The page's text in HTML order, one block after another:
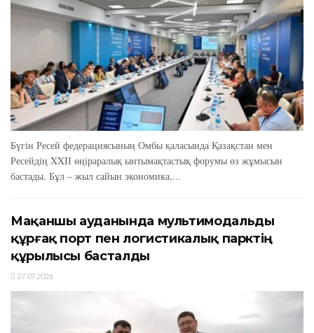
Бүгін Ресей федерациясының Омбы қаласында Қазақстан мен
Ресейдің XXIІ өңіраралық ынтымақтастық форумы өз жұмысын
бастады. Бұл – жыл сайын экономика,...
Мақаншы ауданында мультимодальды
құрғақ порт пен логистикалық парктің
құрылысы басталды
27.07.2026